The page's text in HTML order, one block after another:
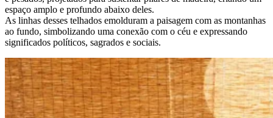
espaço amplo e profundo abaixo deles.
As linhas desses telhados emolduram a paisagem com as montanhas
ao fundo, simbolizando uma conexão com o céu e expressando
significados políticos, sagrados e sociais.